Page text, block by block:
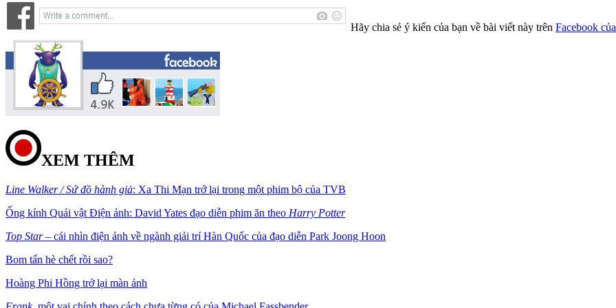
Hãy chia sẻ ý kiến của bạn về bài viết này trên Facebook
XEM THÊM
Line Walker / Sứ đồ hành giả: Xa Thi Mạn trở lại trong một phim bộ của TVB
Ống kính Quái vật Điện ảnh: David Yates đạo diễn phim ăn theo Harry Potter
Top Star– cái nhìn điện ảnh về ngành giải trí Hàn Quốc của đạo diễn Park Joong Hoon
Bom tấn hè chết rồi sao?
Hoàng Phi Hồng trở lại màn ảnh